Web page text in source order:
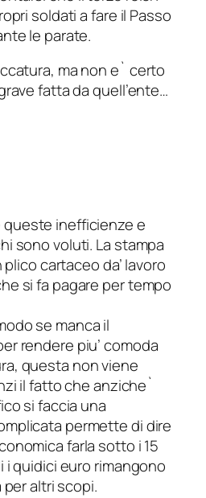
soldati a fare il Passo
le parate.
ma non e` certo
fatta da quell’ente…
queste inefficienze e
sono voluti. La stampa
plico cartaceo da’ lavoro
si fa pagare per tempo
se manca il
rendere piu’ comoda
questa non viene
il fatto che anziche`
si faccia una
permette di dire
farla sotto i 15
i quidici euro rimangono
altri scopi.